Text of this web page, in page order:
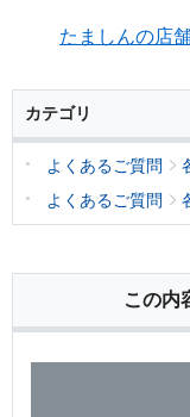
たましんの店
カテゴリ
よくあるご質問
よくあるご質問
この内